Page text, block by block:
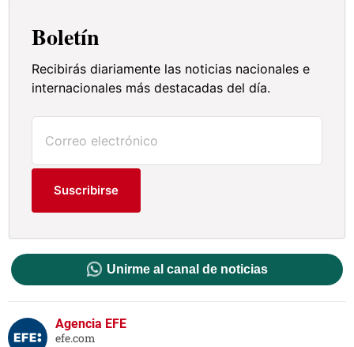
Boletín
Recibirás diariamente las noticias nacionales e
internacionales más destacadas del día.
Suscribirse
Unirme al canal de noticias
Agencia EFE
efe.com